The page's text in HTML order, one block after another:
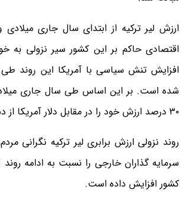
ارزش لیر ترکیه از ابتدای سال جاری
اقتصادی حاکم بر این کشور سیر نزولی به
افزایش تنش سیاسی با آمریکا این روند
شده است. بر این اساس طی سال جاری
۳۰ درصد ارزش خود را در مقابل دلار آمریکا از دست داده است.
روند نزولی ارزش برابری لیر ترکیه نگرانی
سرمایه گذاران خارجی را نسبت به ادامه روند
کشور افزایش داده است.